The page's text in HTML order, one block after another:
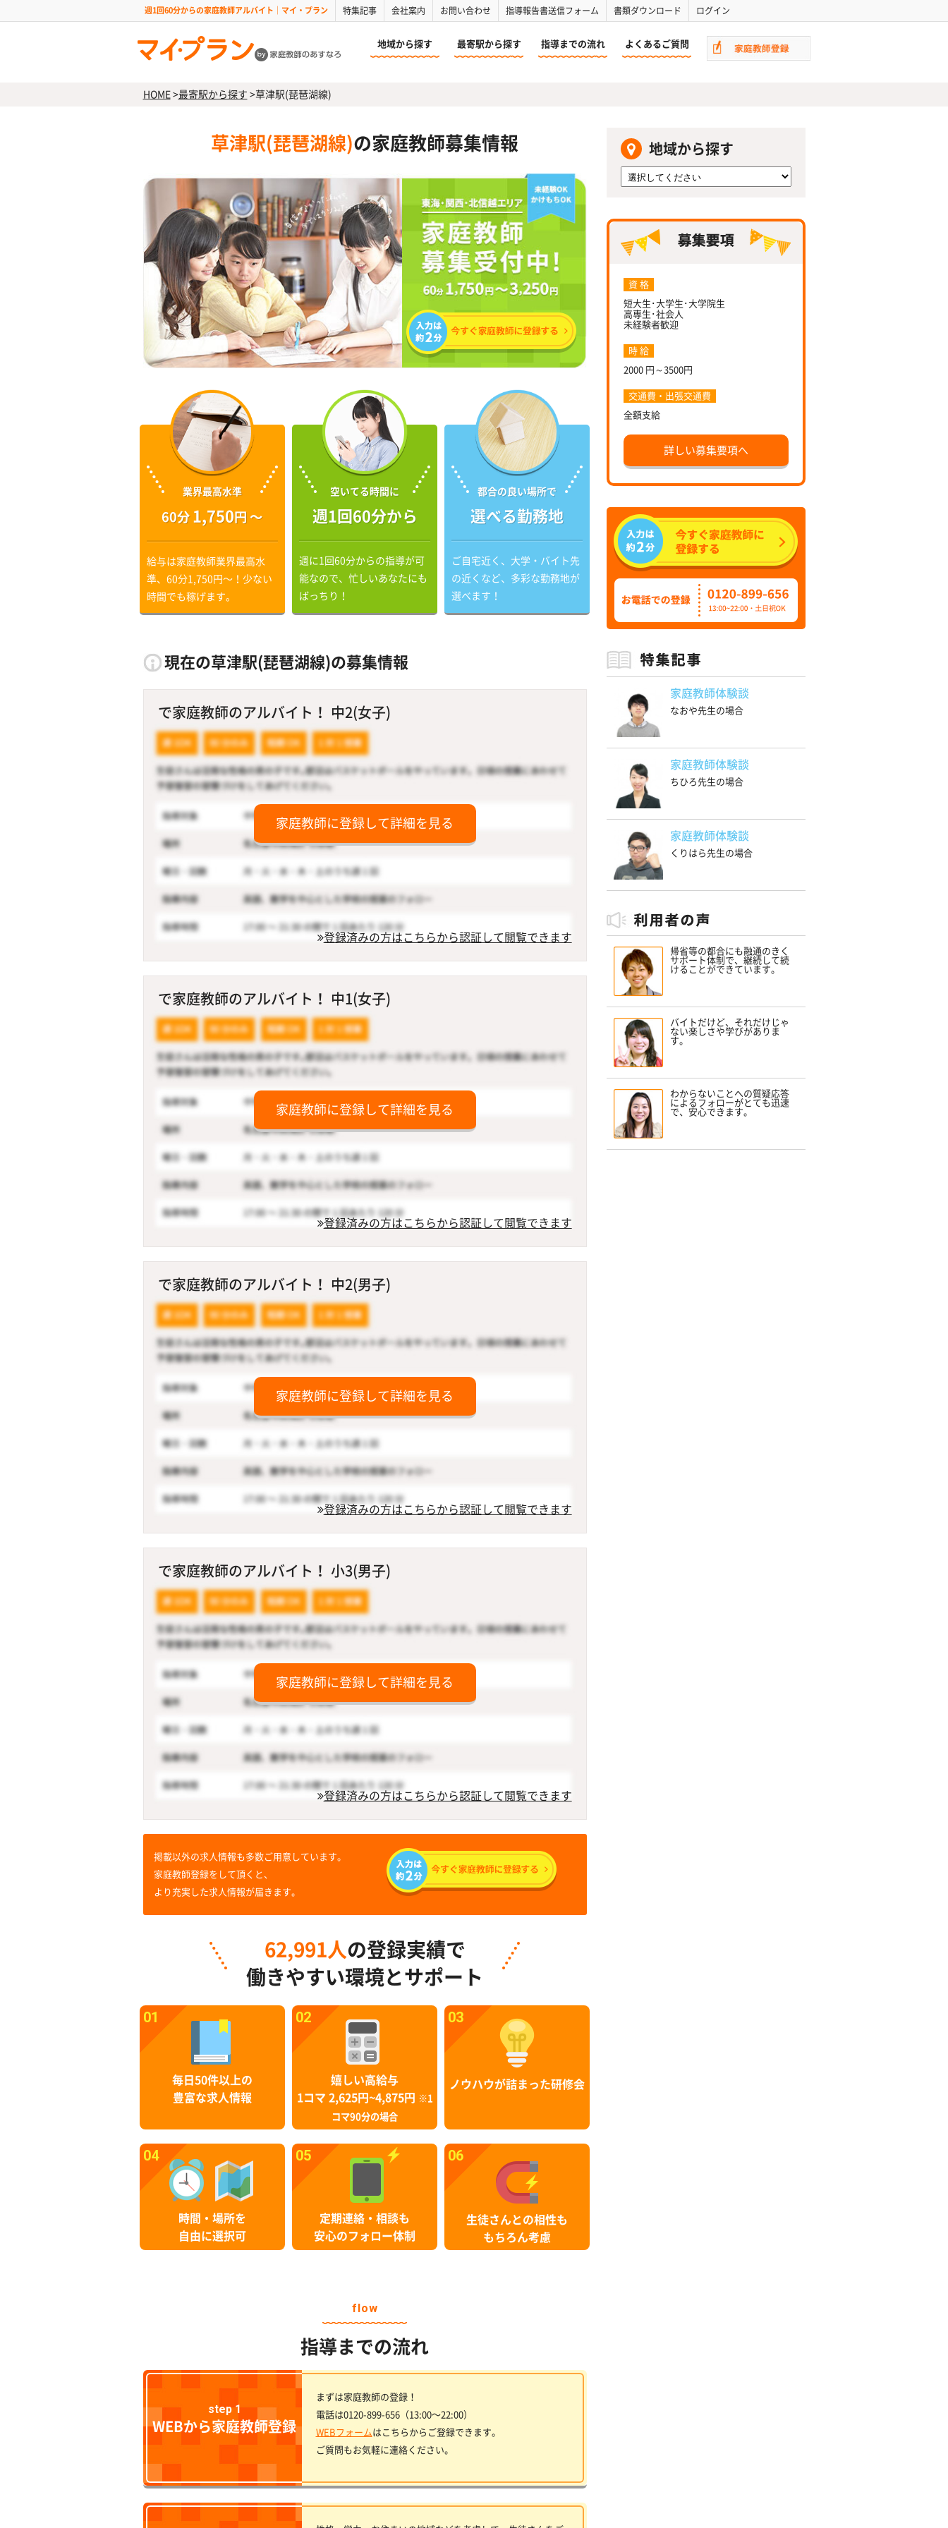
週1回60分からの家庭教師アルバイト｜マイ・プラン 特集記事 会社案内 お問い合わせ 指導報告書送信フォーム 書類ダウンロード ログイン
地域から探す 最寄駅から探す 指導までの流れ よくあるご質問
HOME>最寄駅から探す >草津駅(琵琶湖線)
草津駅(琵琶湖線)の家庭教師募集情報
業界最高水準
60分 1,750円 〜
給与は家庭教師業界最高水
準、60分1,750円〜！少ない
時間でも稼げます。
空いてる時間に
週1回60分から
週に1回60分からの指導が可
能なので、忙しいあなたにも
ばっちり！
都合の良い場所で
選べる勤務地
ご自宅近く、大学・バイト先
の近くなど、多彩な勤務地が
選べます！
現在の草津駅(琵琶湖線)の募集情報
で家庭教師のアルバイト！ 中2(女子)
家庭教師に登録して詳細を見る
登録済みの方はこちらから認証して閲覧できます
で家庭教師のアルバイト！ 中1(女子)
家庭教師に登録して詳細を見る
登録済みの方はこちらから認証して閲覧できます
で家庭教師のアルバイト！ 中2(男子)
家庭教師に登録して詳細を見る
登録済みの方はこちらから認証して閲覧できます
で家庭教師のアルバイト！ 小3(男子)
家庭教師に登録して詳細を見る
登録済みの方はこちらから認証して閲覧できます
掲載以外の求人情報も多数ご用意しています。
家庭教師登録をして頂くと、
より充実した求人情報が届きます。
62,991人 の登録実績で
働きやすい環境とサポート
01
毎日50件以上の
豊富な求人情報
02
嬉しい高給与
1コマ 2,625円~4,875円
※1
コマ90分の場合
03
ノウハウが詰まった研修会
04
時間・場所を
自由に選択可
05
定期連絡・相談も
安心のフォロー体制
06
生徒さんとの相性も
もちろん考慮
flow
指導までの流れ
step 1
WEBから家庭教師登録
まずは家庭教師の登録！
電話は0120-899-656（13:00〜22:00）
WEBフォームはこちらからご登録できます。
ご質問もお気軽に連絡ください。
地域から探す
資 格
短大生･大学生･大学院生
高専生･社会人
未経験者歓迎
時 給
2000 円～3500円
交通費・出張交通費
全額支給
詳しい募集要項へ
家庭教師体験談
なおや先生の場合
家庭教師体験談
ちひろ先生の場合
家庭教師体験談
くりはら先生の場合
帰省等の都合にも融通のきく
サポート体制で、継続して続
けることができています。
バイトだけど、それだけじゃ
ない楽しさや学びがありま
す。
わからないことへの質疑応答
によるフォローがとても迅速
で、安心できます。